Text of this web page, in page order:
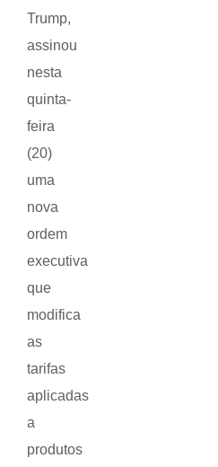
Trump,
assinou
nesta
quinta-
feira
(20)
uma
nova
ordem
executiva
que
modifica
as
tarifas
aplicadas
a
produtos